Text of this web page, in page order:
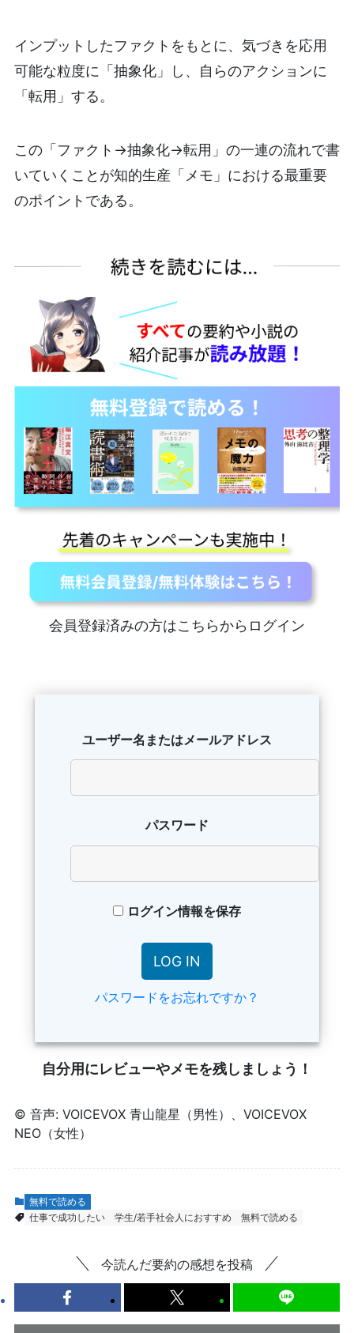
インプットしたファクトをもとに、気づきを応用
可能な粒度に「抽象化」し、自らのアクションに
「転用」する。
この「ファクト→抽象化→転用」の一連の流れで書
いていくことが知的生産「メモ」における最重要
のポイントである。
会員登録済みの方はこちらからログイン
ユーザー名またはメールアドレス
パスワード
ログイン情報を保存
パスワードをお忘れですか？
自分用にレビューやメモを残しましょう！
© 音声: VOICEVOX 青山龍星（男性）、VOICEVOX
NEO（女性）
無料で読める
仕事で成功したい
学生/若手社会人におすすめ 無料で読める
今読んだ要約の感想を投稿